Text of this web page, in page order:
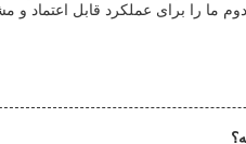
را برای عملکرد قابل اعتماد و